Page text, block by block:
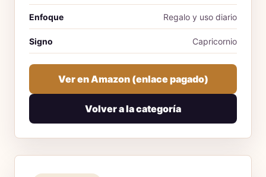
Enfoque Regalo y uso diario
Signo Capricornio
Ver en Amazon (enlace pagado)
Volver a la categoría